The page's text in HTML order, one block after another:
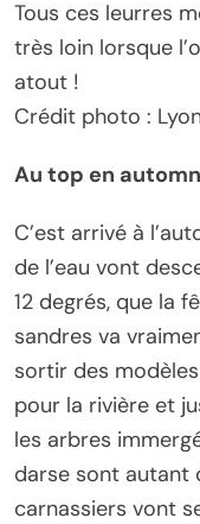
Tous ces leurres
très loin lorsque
atout !
Crédit photo :
Au top en
C’est arrivé à
de l’eau vont
12 degrés, que la
sandres va
sortir des
pour la rivière et
les arbres
darse sont autant
carnassiers vont